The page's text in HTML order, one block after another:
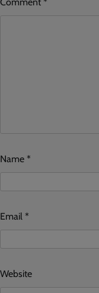
Comment *
Name *
Email *
Website